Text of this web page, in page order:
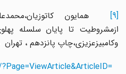
[9]همایون
ازمشروطیت تا پایان سلسله
وکامبیزعزیزی،چاپ پانزدهم ، تهران 1388 ، صفحه 370
?Page=ViewArticle&ArticleID=